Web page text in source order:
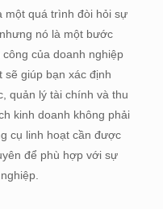
một quá trình đòi hỏi sự
nó là một bước
của doanh nghiệp
sẽ giúp bạn xác định
quản lý tài chính và thu
kinh doanh không phải
cụ linh hoạt cần được
để phù hợp với sự